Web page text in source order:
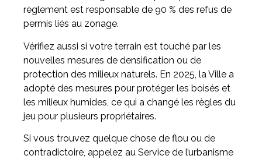
règlement est responsable de 90 % des refus de
permis liés au zonage.
Vérifiez aussi si votre terrain est touché par les
nouvelles mesures de densification ou de
protection des milieux naturels. En 2025, la Ville a
adopté des mesures pour protéger les boisés et
les milieux humides, ce qui a changé les règles du
jeu pour plusieurs propriétaires.
Si vous trouvez quelque chose de flou ou de
contradictoire, appelez au Service de l’urbanisme